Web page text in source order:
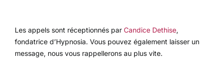
Les appels sont réceptionnés par Candice Dethise,
fondatrice d’Hypnosia. Vous pouvez également laisser un
message, nous vous rappellerons au plus vite.